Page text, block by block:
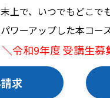
上で、いつでもどこで
ワーアップした本コー
＼令和9年度 受講生募
求